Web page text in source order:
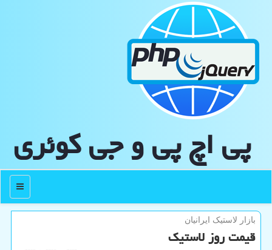
پی اچ پی و جی كوئری
منو
بازار لاستیک ایرانیان
قیمت روز لاستیک